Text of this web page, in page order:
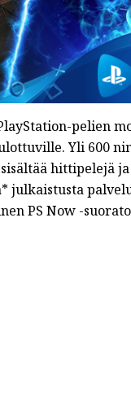
pelien
Yli 600
hittipelejä
julkaistusta
PS Now -